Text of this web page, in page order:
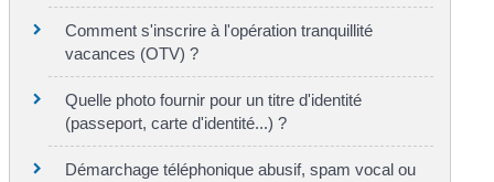
Comment s'inscrire à l'opération tranquillité
vacances (OTV) ?
Quelle photo fournir pour un titre d'identité
(passeport, carte d'identité...) ?
Démarchage téléphonique abusif, spam vocal ou